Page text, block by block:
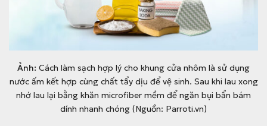
Ảnh: Cách làm sạch hợp lý cho khung cửa nhôm là sử dụng
nước ấm kết hợp cùng chất tẩy dịu để vệ sinh. Sau khi lau xong
nhớ lau lại bằng khăn microfiber mềm để ngăn bụi bẩn bám
dính nhanh chóng (Nguồn: Parroti.vn)